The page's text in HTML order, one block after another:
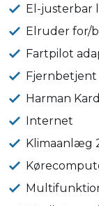
El-
Elruder for/
Fartpilot
Fjernbetjent
Harman
Internet
Klimaanlæg